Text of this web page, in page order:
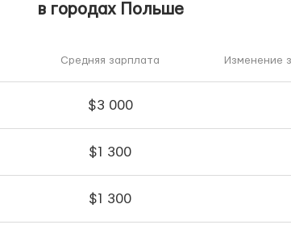
в городах Польше
Средняя зарплата Изменение
$3 000
$1 300
$1 300